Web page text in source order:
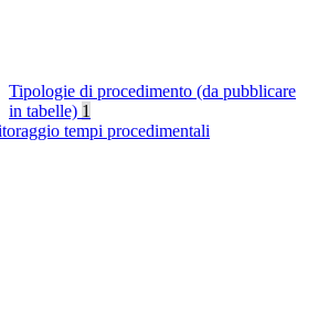
Tipologie di procedimento (da pubblicare
in tabelle) 1
tempi procedimentali